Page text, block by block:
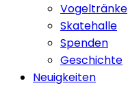
Vogeltränke
Skatehalle
Spenden
Geschichte
Neuigkeiten